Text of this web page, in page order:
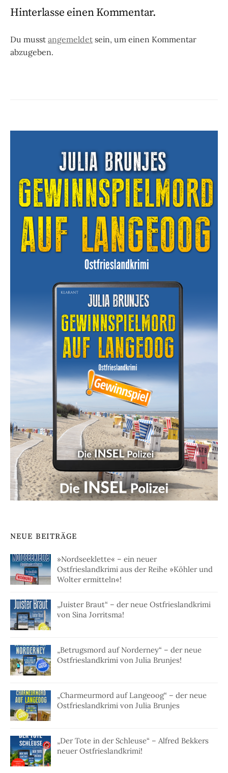
Hinterlasse einen Kommentar.
Du musst angemeldet sein, um einen Kommentar
abzugeben.
NEUE BEITRÄGE
»Nordseeklette« – ein neuer
Ostfrieslandkrimi aus der Reihe »Köhler und
Wolter ermitteln«!
„Juister Braut“ – der neue Ostfrieslandkrimi
von Sina Jorritsma!
„Betrugsmord auf Norderney“ – der neue
Ostfrieslandkrimi von Julia Brunjes!
„Charmeurmord auf Langeoog“ – der neue
Ostfrieslandkrimi von Julia Brunjes
„Der Tote in der Schleuse“ – Alfred Bekkers
neuer Ostfrieslandkrimi!